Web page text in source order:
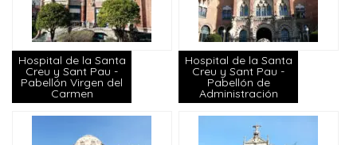
Hospital de la Santa
Creu y Sant Pau -
Pabellón Virgen del
Carmen
Hospital de la Santa
Creu y Sant Pau -
Pabellón de
Administración